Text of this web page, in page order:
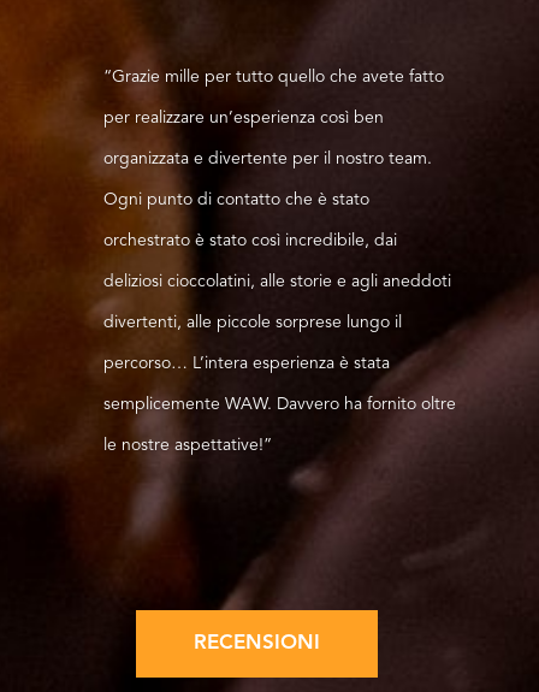
“Grazie mille per tutto quello che avete fatto
per realizzare un’esperienza così ben
organizzata e divertente per il nostro team.
Ogni punto di contatto che è stato
orchestrato è stato così incredibile, dai
deliziosi cioccolatini, alle storie e agli aneddoti
divertenti, alle piccole sorprese lungo il
percorso… L’intera esperienza è stata
semplicemente WAW. Davvero ha fornito oltre
le nostre aspettative!”
RECENSIONI